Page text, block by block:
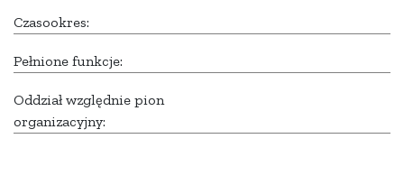
Czasookres:
Pełnione funkcje:
Oddział względnie pion
organizacyjny: